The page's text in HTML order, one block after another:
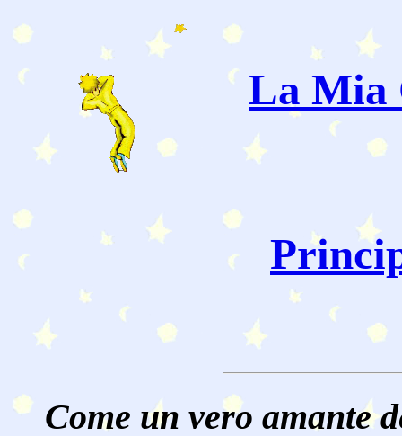
La Mia
Come un vero amante